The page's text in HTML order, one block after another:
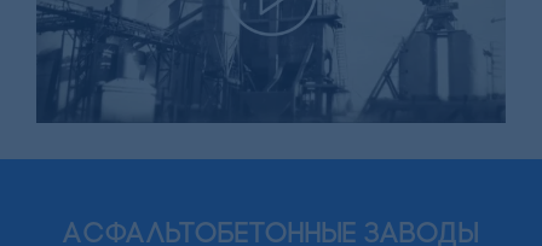
Асфальтобетонные заводы